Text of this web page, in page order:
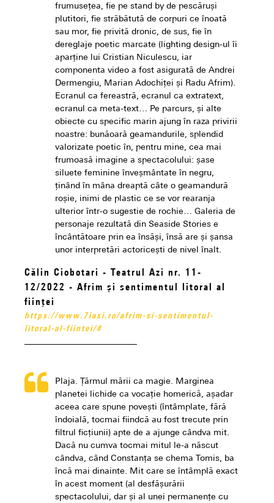
frumusețea, fie pe stand by de pescăruși
plutitori, fie străbătută de corpuri ce înoată
sau mor, fie privită dronic, de sus, fie în
dereglaje poetic marcate (lighting design-ul îi
aparține lui Cristian Niculescu, iar
componenta video a fost asigurată de Andrei
Dermengiu, Marian Adochiței și Radu Afrim).
Ecranul ca fereastră, ecranul ca extratext,
ecranul ca meta-text… Pe parcurs, și alte
obiecte cu specific marin ajung în raza privirii
noastre: bunăoară geamandurile, splendid
valorizate poetic în, pentru mine, cea mai
frumoasă imagine a spectacolului: șase
siluete feminine înveșmântate în negru,
ținând în mâna dreaptă câte o geamandură
roșie, inimi de plastic ce se vor rearanja
ulterior într-o sugestie de rochie… Galeria de
personaje rezultată din Seaside Stories e
încântătoare prin ea însăși, însă are și șansa
unor interpretări actoricești de nivel înalt.
Călin Ciobotari - Teatrul Azi nr. 11-
12/2022 - Afrim și sentimentul litoral al
ființei
https://www.7iasi.ro/afrim-si-sentimentul-
litoral-al-fiintei/#
Plaja. Țărmul mării ca magie. Marginea
planetei lichide ca vocație homerică, așadar
aceea care spune povești (întâmplate, fără
îndoială, tocmai fiindcă au fost trecute prin
filtrul ficțiunii) apte de a ajunge cândva mit.
Dacă nu cumva tocmai mitul le-a născut
cândva, când Constanța se chema Tomis, ba
încă mai dinainte. Mit care se întâmplă exact
în acest moment (al desfășurării
spectacolului, dar și al unei permanențe cu